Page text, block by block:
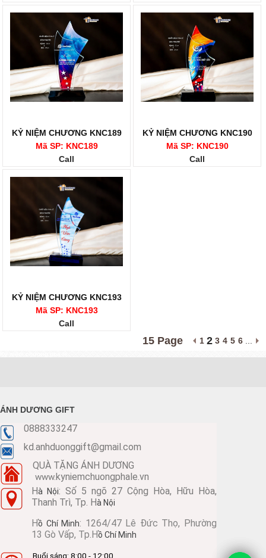
KỶ NIỆM CHƯƠNG KNC189
Mã SP: KNC189
Call
KỶ NIỆM CHƯƠNG KNC190
Mã SP: KNC190
Call
KỶ NIỆM CHƯƠNG KNC193
Mã SP: KNC193
Call
15 Page 1 2 3 4 5 6
ÁNH DƯƠNG GIFT
0888333247
kd.anhduonggift@gmail.com
QUÀ TẶNG ÁNH DƯƠNG
www.kyniemchuongphale.vn
Hà Nội: Số 5 ngõ 27 Cộng Hòa, Hữu Hòa,
Thanh Trì, Tp. Hà Nội
Hồ Chí Minh: 1264/47 Lê Đức Thọ, Phường
13 Gò Vấp, Tp.Hồ Chí Minh
Buổi sáng: 8:00 - 12:00